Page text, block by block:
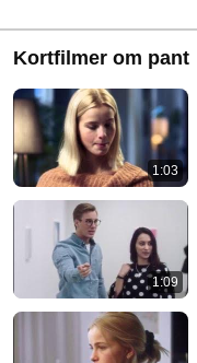
Kortfilmer om pant
1:03
1:09